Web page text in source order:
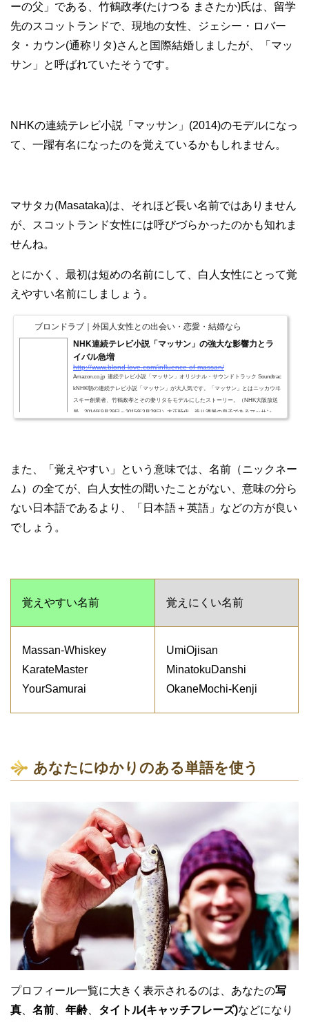
ーの父」である、竹鶴政孝(たけつる まさたか)氏は、留学
先のスコットランドで、現地の女性、ジェシー・ロバー
タ・カウン(通称リタ)さんと国際結婚しましたが、「マッ
サン」と呼ばれていたそうです。
NHKの連続テレビ小説「マッサン」(2014)のモデルになっ
て、一躍有名になったのを覚えているかもしれません。
マサタカ(Masataka)は、それほど長い名前ではありません
が、スコットランド女性には呼びづらかったのかも知れま
せんね。
とにかく、最初は短めの名前にして、白人女性にとって覚
えやすい名前にしましょう。
ブロンドラブ｜外国人女性との出会い・恋愛・結婚なら
NHK連続テレビ小説「マッサン」の強大な影響力とラ
イバル急増
http://www.blond-love.com/influence-of-massan/
Amazon.co.jp 連続テレビ小説「マッサン」オリジナル・サウンドトラック Soundtrac
kNHK朝の連続テレビ小説「マッサン」が大人気です。「マッサン」とはニッカウヰ
スキー創業者、竹鶴政孝とその妻リタをモデルにしたストーリー。（NHK大阪放送
局 2014年9月29日～2015年3月28日）大正時代、造り酒屋の息子であるマッサン
また、「覚えやすい」という意味では、名前（ニックネー
ム）の全てが、白人女性の聞いたことがない、意味の分ら
ない日本語であるより、「日本語＋英語」などの方が良い
でしょう。
覚えやすい名前 覚えにくい名前
Massan-Whiskey
KarateMaster
YourSamurai
UmiOjisan
MinatokuDanshi
OkaneMochi-Kenji
あなたにゆかりのある単語を使う
プロフィール一覧に大きく表示されるのは、あなたの写
真
名前 年齢 タイトル(キャッチフレーズ)などになり